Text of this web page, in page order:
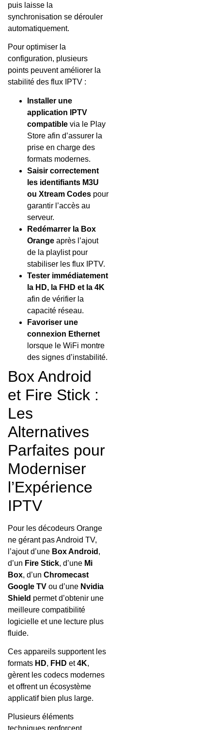
puis laisse la
synchronisation se dérouler
automatiquement.
Pour optimiser la
configuration, plusieurs
points peuvent améliorer la
stabilité des flux IPTV :
Installer une
application IPTV
compatible via le Play
Store afin d’assurer la
prise en charge des
formats modernes.
Saisir correctement
les identifiants M3U
ou Xtream Codes pour
garantir l’accès au
serveur.
Redémarrer la Box
Orange après l’ajout
de la playlist pour
stabiliser les flux IPTV.
Tester immédiatement
la HD, la FHD et la 4K
afin de vérifier la
capacité réseau.
Favoriser une
connexion Ethernet
lorsque le WiFi montre
des signes d’instabilité.
Box Android
et Fire Stick :
Les
Alternatives
Parfaites pour
Moderniser
l’Expérience
IPTV
Pour les décodeurs Orange
ne gérant pas Android TV,
l’ajout d’une Box Android ,
d’un Fire Stick, d’une Mi
Box, d’un Chromecast
Google TV ou d’une Nvidia
Shield permet d’obtenir une
meilleure compatibilité
logicielle et une lecture plus
fluide.
Ces appareils supportent les
formats HD, FHD et4K,
gèrent les codecs modernes
et offrent un écosystème
applicatif bien plus large.
Plusieurs éléments